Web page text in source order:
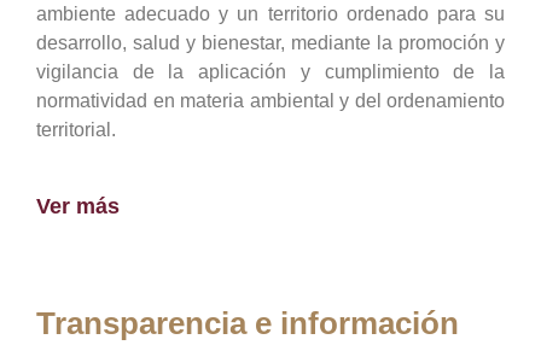
ambiente adecuado y un territorio ordenado para su
desarrollo, salud y bienestar, mediante la promoción y
vigilancia de la aplicación y cumplimiento de la
normatividad en materia ambiental y del ordenamiento
territorial.
Ver más
Transparencia e información